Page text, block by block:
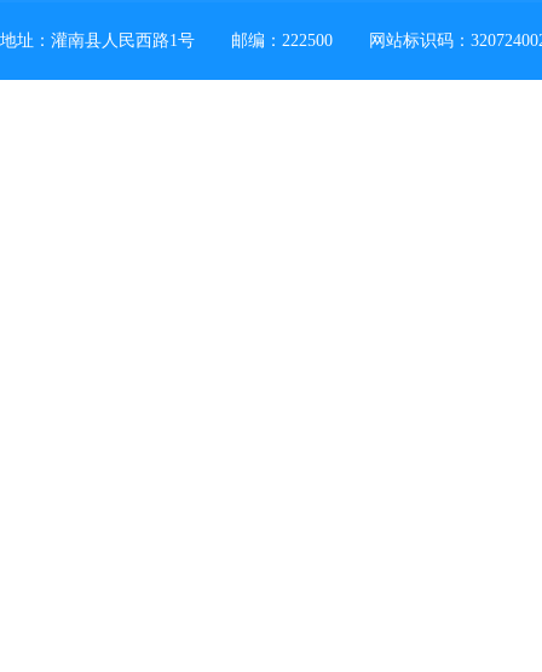
地址：灌南县人民西路1号 邮编：222500 网站标识码：